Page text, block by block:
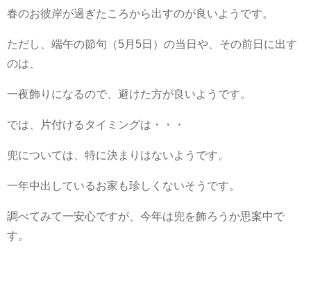
春のお彼岸が過ぎたころから出すのが良いようです。
ただし、端午の節句（5月5日）の当日や、その前日に出す
のは、
一夜飾りになるので、避けた方が良いようです。
では、片付けるタイミングは・・・
兜については、特に決まりはないようです。
一年中出しているお家も珍しくないそうです。
調べてみて一安心ですが、今年は兜を飾ろうか思案中で
す。